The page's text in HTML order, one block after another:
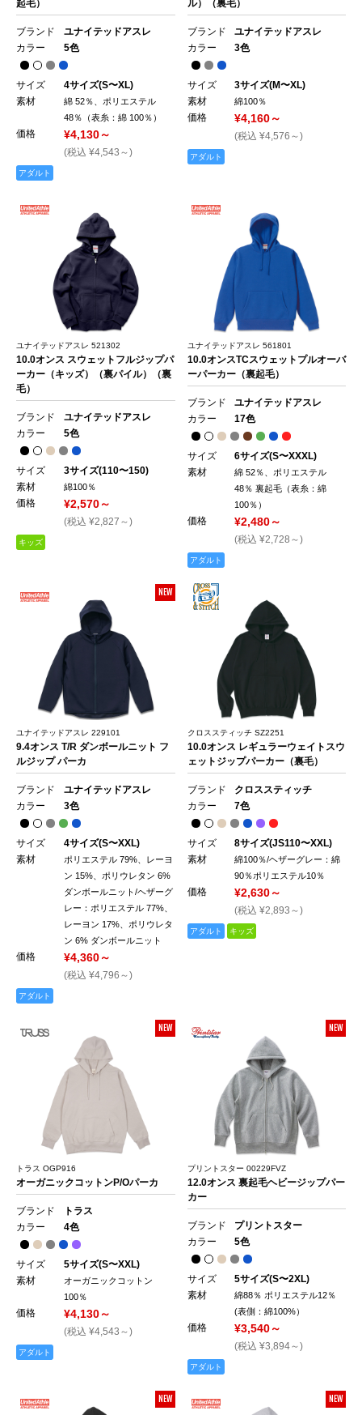
起毛）
ブランド
ユナイテッドアスレ
カラー
5色
サイズ
4サイズ(S〜XL)
素材
綿 52％、ポリエステル
48％（表糸：綿 100％）
価格 ¥4,130～
(税込 ¥4,543～)
アダルト
ル）（裏毛）
ブランド
ユナイテッドアスレ
カラー
3色
サイズ
3サイズ(M〜XL)
素材
綿100％
価格 ¥4,160～
(税込 ¥4,576～)
アダルト
ユナイテッドアスレ 521302
10.0オンス スウェットフルジップパ
ーカー（キッズ）（裏パイル）（裏
毛）
ブランド
ユナイテッドアスレ
カラー
5色
サイズ
3サイズ(110〜150)
素材
綿100％
価格 ¥2,570～
(税込 ¥2,827～)
キッズ
ユナイテッドアスレ 561801
10.0オンスTCスウェットプルオーバ
ーパーカー（裏起毛）
ブランド
ユナイテッドアスレ
カラー
17色
サイズ
6サイズ(S〜XXXL)
素材
綿 52％、ポリエステル
48％ 裏起毛（表糸：綿
100％）
価格 ¥2,480～
(税込 ¥2,728～)
アダルト
NEW
ユナイテッドアスレ 229101
9.4オンス T/R ダンボールニット フ
ルジップ パーカ
ブランド
ユナイテッドアスレ
カラー
3色
サイズ
4サイズ(S〜XXL)
素材
ポリエステル 79%、レーヨ
ン 15%、ポリウレタン 6%
ダンボールニット/ヘザーグ
レー：ポリエステル 77%、
レーヨン 17%、ポリウレタ
ン 6% ダンボールニット
価格 ¥4,360～
(税込 ¥4,796～)
アダルト
クロススティッチ SZ2251
10.0オンス レギュラーウェイトスウ
ェットジップパーカー（裏毛）
ブランド
クロススティッチ
カラー
7色
サイズ
8サイズ(JS110〜XXL)
素材
綿100％/ヘザーグレー：綿
90％ポリエステル10％
価格 ¥2,630～
(税込 ¥2,893～)
アダルト キッズ
NEW
トラス OGP916
オーガニックコットンP/Oパーカ
ブランド
トラス
カラー
4色
サイズ
5サイズ(S〜XXL)
素材
オーガニックコットン
100％
価格 ¥4,130～
(税込 ¥4,543～)
アダルト
NEW
プリントスター 00229FVZ
12.0オンス 裏起毛ヘビージップパー
カー
ブランド
プリントスター
カラー
5色
サイズ
5サイズ(S〜2XL)
素材
綿88％ ポリエステル12％
(表側：綿100%）
価格 ¥3,540～
(税込 ¥3,894～)
アダルト
NEW NEW